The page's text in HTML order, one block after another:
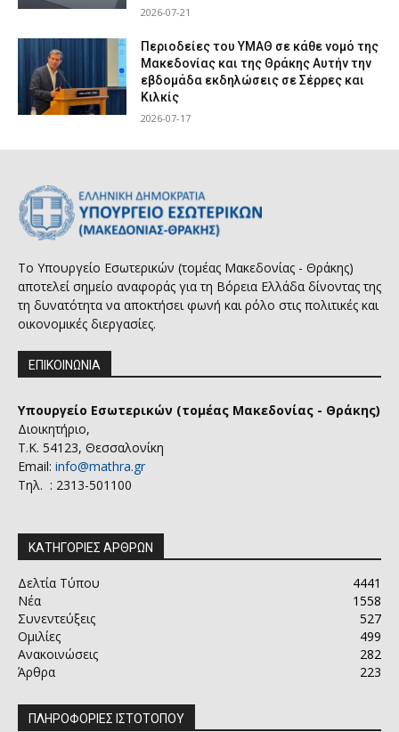
2026-07-21
Περιοδείες του ΥΜΑΘ σε κάθε νομό της
Μακεδονίας και της Θράκης Αυτήν την
εβδομάδα εκδηλώσεις σε Σέρρες και
Κιλκίς
2026-07-17
Το Υπουργείο Εσωτερικών (τομέας Μακεδονίας - Θράκης)
αποτελεί σημείο αναφοράς για τη Βόρεια Ελλάδα δίνοντας της
τη δυνατότητα να αποκτήσει φωνή και ρόλο στις πολιτικές και
οικονομικές διεργασίες.
ΕΠΙΚΟΙΝΩΝΙΑ
Υπουργείο Εσωτερικών (τομέας Μακεδονίας - Θράκης)
Διοικητήριο,
Τ.Κ. 54123, Θεσσαλονίκη
Email: info@mathra.gr
Τηλ. : 2313-501100
ΚΑΤΗΓΟΡΙΕΣ ΑΡΘΡΩΝ
Δελτία Τύπου
4441
Νέα
1558
Συνεντεύξεις
527
Ομιλίες
499
Ανακοινώσεις
282
Άρθρα
223
ΠΛΗΡΟΦΟΡΙΕΣ ΙΣΤΟΤΟΠΟΥ